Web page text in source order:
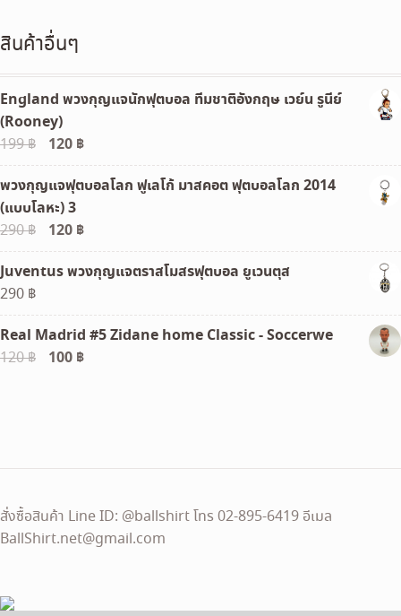
สินค้าอื่นๆ
England พวงกุญแจนักฟุตบอล ทีมชาติอังกฤษ เวย์น รูนีย์
(Rooney)
199฿
Original
price
was:
199 ฿.
120 ฿Current
price
is:
พวงกุญแจฟุตบอลโลก ฟูเลโก้ มาสคอต ฟุตบอลโลก 2014
(แบบโลหะ) 3
290฿
Original
price
was:
120 ฿Current
price
is:
Juventus พวงกุญแจตราสโมสรฟุตบอล ยูเวนตุส
290 ฿
Real Madrid #5 Zidane home Classic - Soccerwe
120฿
Original
100 ฿Current
สั่งซื้อสินค้า Line ID: @ballshirt โทร 02-895-6419 อีเมล
BallShirt.net@gmail.com